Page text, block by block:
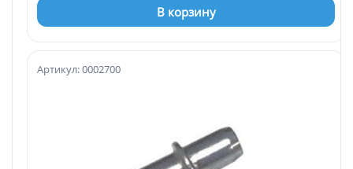
В корзину
Артикул: 0002700